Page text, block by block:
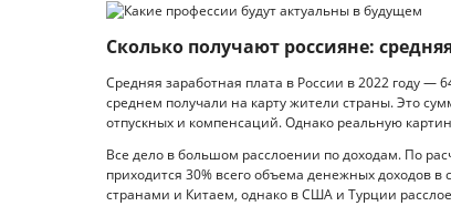
Сколько получают россияне:
Средняя заработная плата в России в 2022 году —
среднем получали на карту жители страны. Это
отпускных и компенсаций. Однако реальную
Все дело в большом расслоении по доходам. По
приходится 30% всего объема денежных доходов
странами и Китаем, однако в США и Турции